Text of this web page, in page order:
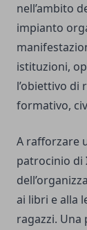
nell’ambito
impianto
istituzioni,
l’obiettivo di
formativo,
A rafforzare
patrocinio di
ai libri e alla
ragazzi. Una